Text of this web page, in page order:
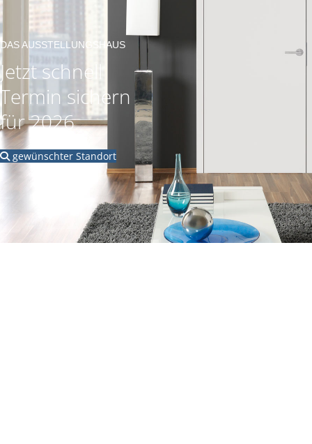
DAS AUSSTELLUNGSHAUS
Jetzt schnell
Termin sichern
für 2026
gewünschter Standort